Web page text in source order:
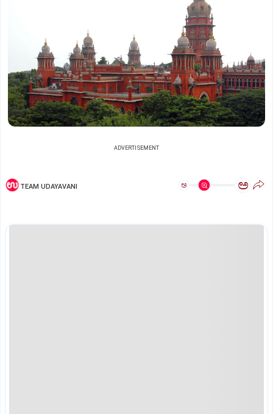
ADVERTISEMENT
TEAM UDAYAVANI ಅ ಅ